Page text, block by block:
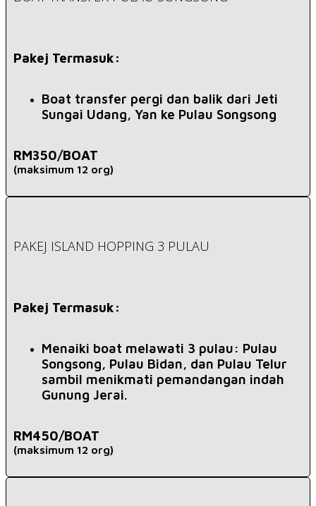
Pakej Termasuk:
Boat transfer pergi dan balik dari Jeti
Sungai Udang, Yan ke Pulau Songsong
RM350/BOAT
(maksimum 12 org)
PAKEJ ISLAND HOPPING 3 PULAU
Pakej Termasuk:
Menaiki boat melawati 3 pulau: Pulau
Songsong, Pulau Bidan, dan Pulau Telur
sambil menikmati pemandangan indah
Gunung Jerai.
RM450/BOAT
(maksimum 12 org)